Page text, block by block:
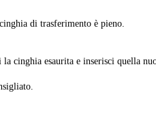
di trasferimento è pieno.
cinghia esaurita e inserisci quella